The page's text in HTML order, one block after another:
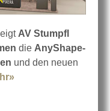
AV Stumpfl
die AnyShape-
und den neuen